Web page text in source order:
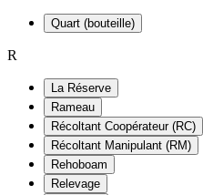
Quart (bouteille)
R
La Réserve
Rameau
Récoltant Coopérateur (RC)
Récoltant Manipulant (RM)
Rehoboam
Relevage